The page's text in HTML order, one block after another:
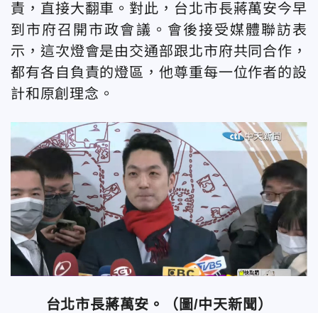
責，直接大翻車。對此，台北市長蔣萬安今早
到市府召開市政會議。會後接受媒體聯訪表
示，這次燈會是由交通部跟北市府共同合作，
都有各自負責的燈區，他尊重每一位作者的設
計和原創理念。
台北市長蔣萬安。（圖/中天新聞）